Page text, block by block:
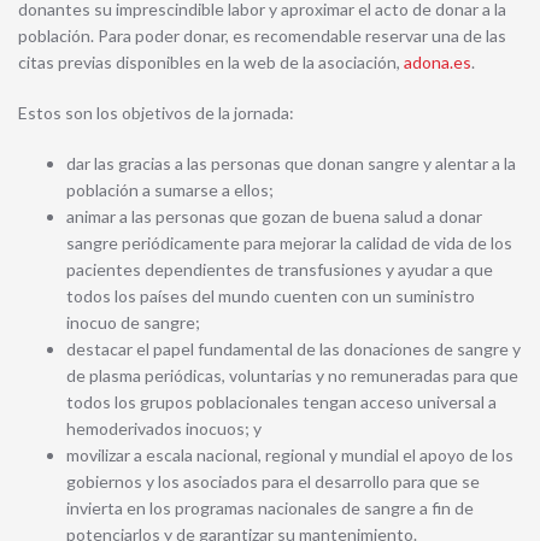
donantes su imprescindible labor y aproximar el acto de donar a la
población. Para poder donar, es recomendable reservar una de las
citas previas disponibles en la web de la asociación, adona.es.
Estos son los objetivos de la jornada:
dar las gracias a las personas que donan sangre y alentar a la
población a sumarse a ellos;
animar a las personas que gozan de buena salud a donar
sangre periódicamente para mejorar la calidad de vida de los
pacientes dependientes de transfusiones y ayudar a que
todos los países del mundo cuenten con un suministro
inocuo de sangre;
destacar el papel fundamental de las donaciones de sangre y
de plasma periódicas, voluntarias y no remuneradas para que
todos los grupos poblacionales tengan acceso universal a
hemoderivados inocuos; y
movilizar a escala nacional, regional y mundial el apoyo de los
gobiernos y los asociados para el desarrollo para que se
invierta en los programas nacionales de sangre a fin de
potenciarlos y de garantizar su mantenimiento.